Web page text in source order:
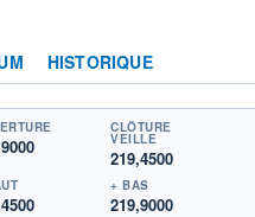
HISTORIQUE
CLÔTURE
VEILLE
219,4500
+ BAS
219,9000